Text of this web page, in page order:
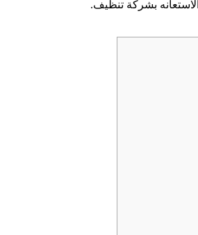
بشركة تنظيف.